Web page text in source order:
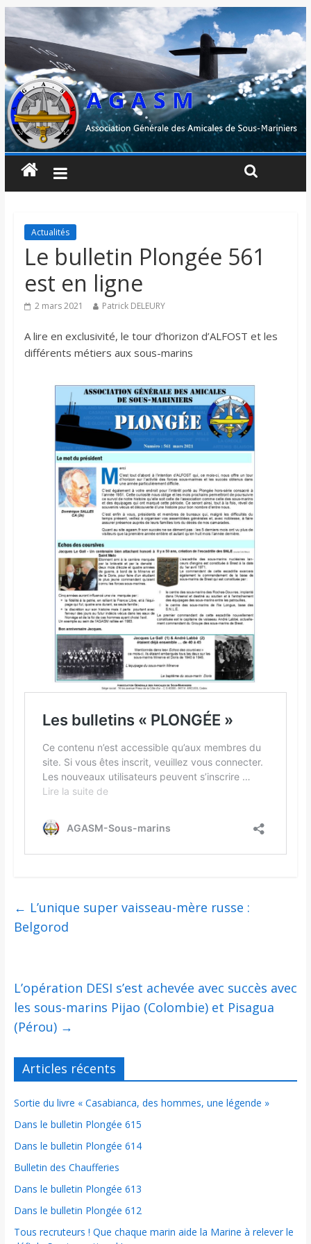
Actualités
Le bulletin Plongée 561
est en ligne
2 mars 2021 Patrick DELEURY
A lire en exclusivité, le tour d’horizon d’ALFOST et les
différents métiers aux sous-marins
← L’unique super vaisseau-mère russe :
Belgorod
L’opération DESI s’est achevée avec succès avec
les sous-marins Pijao (Colombie) et Pisagua
(Pérou) →
Articles récents
Sortie du livre « Casabianca, des hommes, une légende »
Dans le bulletin Plongée 615
Dans le bulletin Plongée 614
Bulletin des Chaufferies
Dans le bulletin Plongée 613
Dans le bulletin Plongée 612
Tous recruteurs ! Que chaque marin aide la Marine à relever le